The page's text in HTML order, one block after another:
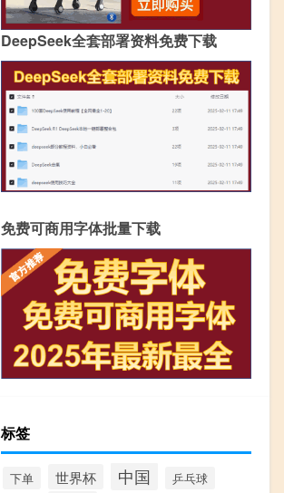
DeepSeek全套部署资料免费下载
免费可商用字体批量下载
标签
下单 世界杯 中国
乒乓球